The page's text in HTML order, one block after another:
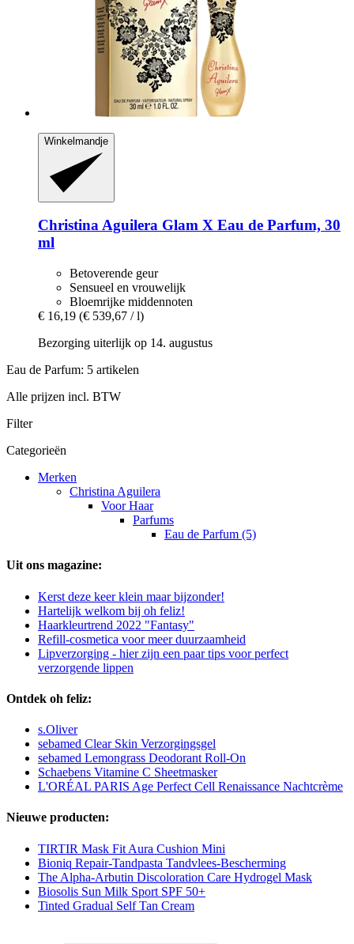
Winkelmandje
Christina Aguilera Glam X Eau de Parfum, 30
ml
Betoverende geur
Sensueel en vrouwelijk
Bloemrijke middennoten
€ 16,19 (€ 539,67 / l)
Bezorging uiterlijk op 14. augustus
Eau de Parfum: 5 artikelen
Alle prijzen incl. BTW
Filter
Categorieën
Merken
Christina Aguilera
Voor Haar
Parfums
Eau de Parfum (5)
Uit ons magazine:
Kerst deze keer klein maar bijzonder!
Hartelijk welkom bij oh feliz!
Haarkleurtrend 2022 "Fantasy"
Refill-cosmetica voor meer duurzaamheid
Lipverzorging - hier zijn een paar tips voor perfect
verzorgende lippen
Ontdek oh feliz:
s.Oliver
sebamed Clear Skin Verzorgingsgel
sebamed Lemongrass Deodorant Roll-On
Schaebens Vitamine C Sheetmasker
L'ORÉAL PARIS Age Perfect Cell Renaissance Nachtcrème
Nieuwe producten:
TIRTIR Mask Fit Aura Cushion Mini
Bioniq Repair-Tandpasta Tandvlees-Bescherming
The Alpha-Arbutin Discoloration Care Hydrogel Mask
Biosolis Sun Milk Sport SPF 50+
Tinted Gradual Self Tan Cream